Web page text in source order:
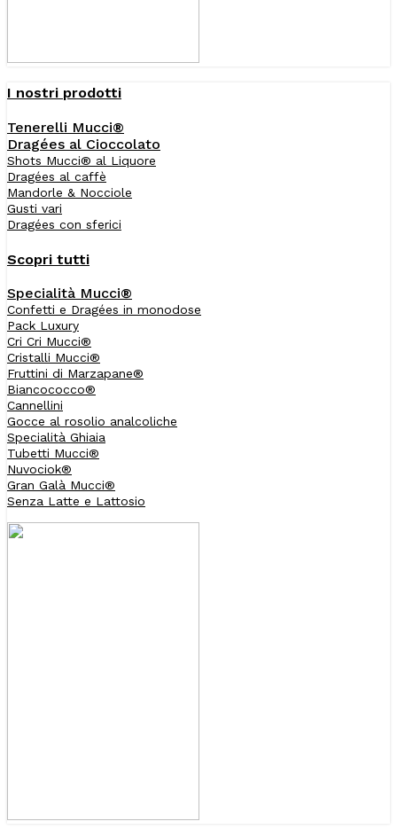
I nostri prodotti
Tenerelli Mucci®
Dragées al Cioccolato
Shots Mucci® al Liquore
Dragées al caffè
Mandorle & Nocciole
Gusti vari
Dragées con sferici
Scopri tutti
Specialità Mucci®
Confetti e Dragées in monodose
Pack Luxury
Cri Cri Mucci®
Cristalli Mucci®
Fruttini di Marzapane®
Biancococco®
Cannellini
Gocce al rosolio analcoliche
Specialità Ghiaia
Tubetti Mucci®
Nuvociok®
Gran Galà Mucci®
Senza Latte e Lattosio